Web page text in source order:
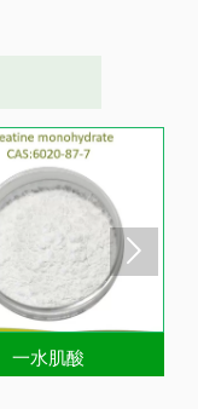
一水肌酸
